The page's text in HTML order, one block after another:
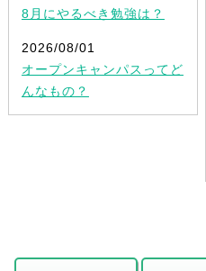
8月にやるべき勉強は？
2026/08/01
オープンキャンパスってど
んなもの？